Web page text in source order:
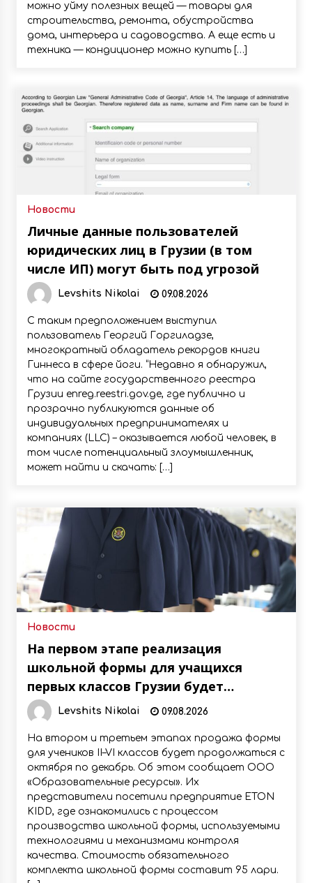
можно уйму полезных вещей — товары для
строительства, ремонта, обустройства
дома, интерьера и садоводства. А еще есть и
техника — кондиционер можно купить […]
Новости
Личные данные пользователей
юридических лиц в Грузии (в том
числе ИП) могут быть под угрозой
Levshits Nikolai 09.08.2026
С таким предположением выступил
пользователь Георгий Горгиладзе,
многократный обладатель рекордов книги
Гиннеса в сфере йоги. “Недавно я обнаружил,
что на сайте государственного реестра
Грузии enreg.reestri.gov.ge, где публично и
прозрачно публикуются данные об
индивидуальных предпринимателях и
компаниях (LLC) – оказывается любой человек, в
том числе потенциальный злоумышленник,
может найти и скачать: […]
Новости
На первом этапе реализация
школьной формы для учащихся
первых классов Грузии будет
осуществляться в период с 1 по 14
сентября
Levshits Nikolai 09.08.2026
На втором и третьем этапах продажа формы
для учеников II–VI классов будет продолжаться с
октября по декабрь. Об этом сообщает ООО
«Образовательные ресурсы». Их
представители посетили предприятие ETON
KIDD, где ознакомились с процессом
производства школьной формы, используемыми
технологиями и механизмами контроля
качества. Стоимость обязательного
комплекта школьной формы составит 95 лари.